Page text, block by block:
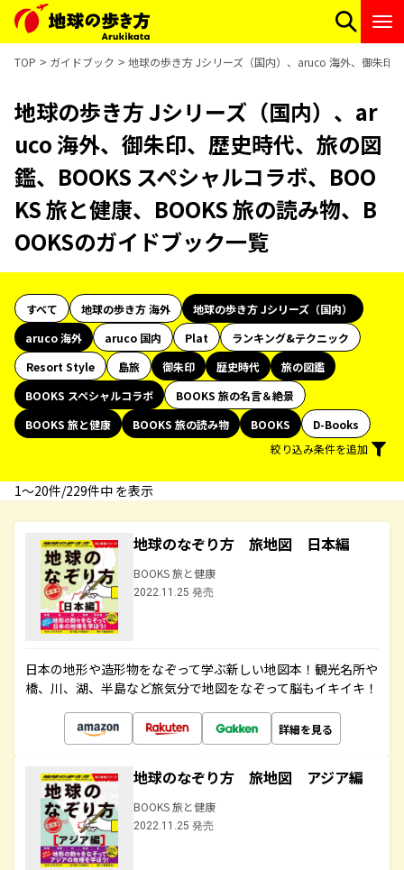
TOP ガイドブック 地球の歩き方 Jシリーズ（国内）、aruco 海外、御朱印
地球の歩き方 Jシリーズ（国内）、ar
uco 海外、御朱印、歴史時代、旅の図
鑑、BOOKS スペシャルコラボ、BOO
KS 旅と健康、BOOKS 旅の読み物、B
OOKSのガイドブック一覧
すべて 地球の歩き方 海外
地球の歩き方 Jシリーズ（国内）
aruco 海外
aruco 国内 Plat
ランキング&テクニック
Resort Style
島旅 御朱印 歴史時代
旅の図鑑
BOOKS スペシャルコラボ
BOOKS 旅の名言＆絶景
BOOKS 旅と健康
BOOKS 旅の読み物 BOOKS
D-Books
絞り込み条件を追加
1〜20件/229件中 を表示
地球のなぞり方 旅地図 日本編
BOOKS 旅と健康
2022.11.25 発売
日本の地形や造形物をなぞって学ぶ新しい地図本！観光名所や
橋、川、湖、半島など旅気分で地図をなぞって脳もイキイキ！
詳細を見る
地球のなぞり方 旅地図 アジア編
BOOKS 旅と健康
2022.11.25 発売